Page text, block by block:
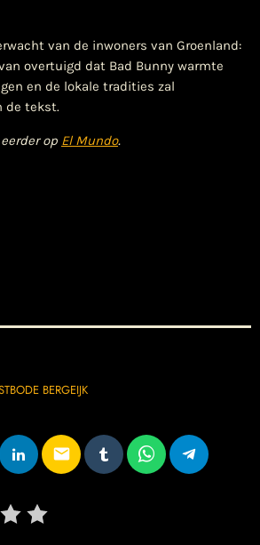
van de inwoners van Groenland:
overtuigd dat Bad Bunny warmte
en de lokale tradities zal
de tekst.
op El Mundo.
BERGEIJK
email